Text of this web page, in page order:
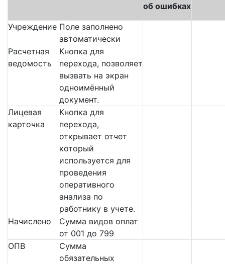
об ошибках
Учреждение Поле заполнено
автоматически
Расчетная
ведомость
Кнопка для
перехода, позволяет
вызвать на экран
одноимённый
документ.
Лицевая
карточка
Кнопка для
перехода,
открывает отчет
который
используется для
проведения
оперативного
анализа по
работнику в учете.
Начислено
Сумма видов оплат
от 001 до 799
ОПВ
Сумма
обязательных